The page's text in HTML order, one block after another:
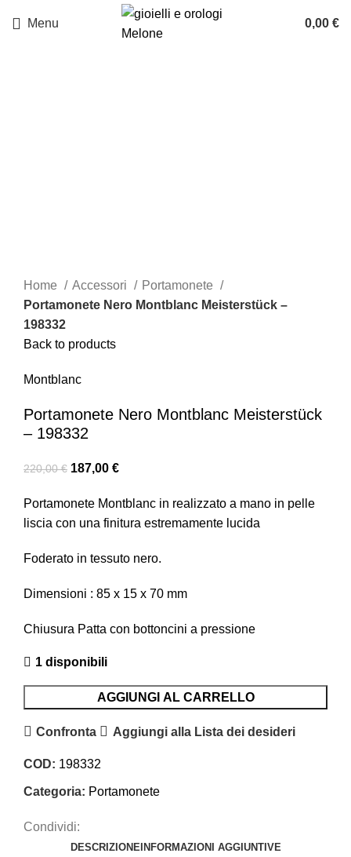
Menu 0,00 €
Home Accessori
Portamonete
Portamonete Nero Montblanc Meisterstück –
198332
Back to products
Montblanc
Portamonete Nero Montblanc Meisterstück
– 198332
220,00€ 187,00 €
Portamonete Montblanc in realizzato a mano in pelle
liscia con una finitura estremamente lucida
Foderato in tessuto nero.
Dimensioni : 85 x 15 x 70 mm
Chiusura Patta con bottoncini a pressione
1 disponibili
AGGIUNGI AL CARRELLO
Confronta Aggiungi alla Lista dei desideri
COD: 198332
Categoria: Portamonete
Condividi:
DESCRIZIONEINFORMAZIONI AGGIUNTIVE